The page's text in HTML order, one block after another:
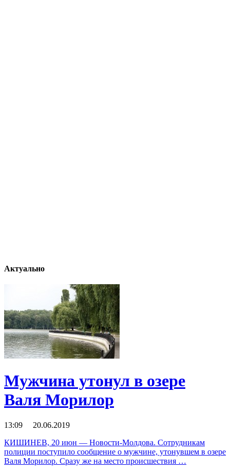
Актуально
Мужчина утонул в озере
Валя Морилор
13:09 20.06.2019
КИШИНЕВ, 20 июн — Новости-Молдова. Сотрудникам
полиции поступило сообщение о мужчине, утонувшем в озере
Валя Морилор. Сразу же на место происшествия …